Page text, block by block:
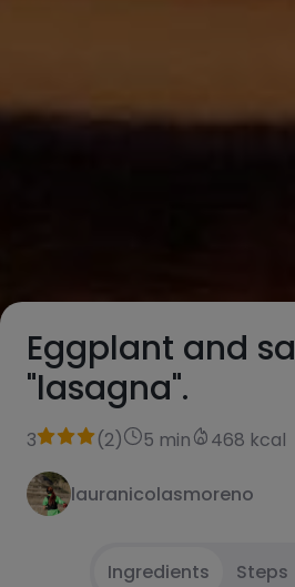
Eggplant and
"lasagna".
3 (2) 5 min 468 kcal
lauranicolasmoreno
Ingredients Steps